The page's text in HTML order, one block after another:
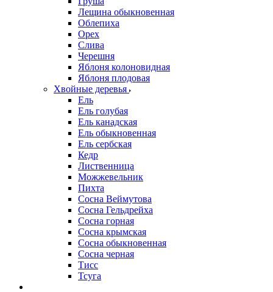
Лещина обыкновенная
Облепиха
Орех
Слива
Черешня
Яблоня колоновидная
Яблоня плодовая
Хвойные деревья
Ель
Ель голубая
Ель канадская
Ель обыкновенная
Ель сербская
Кедр
Лиственница
Можжевельник
Пихта
Сосна Веймутова
Сосна Гельдрейха
Сосна горная
Сосна крымская
Сосна обыкновенная
Сосна черная
Тисс
Тсуга